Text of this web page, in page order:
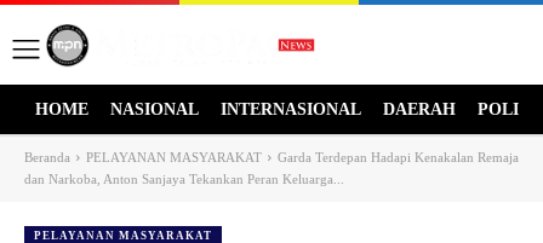
HOME NASIONAL INTERNASIONAL DAERAH
Beranda PELAYANAN MASYARAKAT
Garda Terdepan Hadapi Kenakalan Remaja
dan Narkoba, Anton Sanjaya Tekankan Peran Keluarga...
PELAYANAN MASYARAKAT